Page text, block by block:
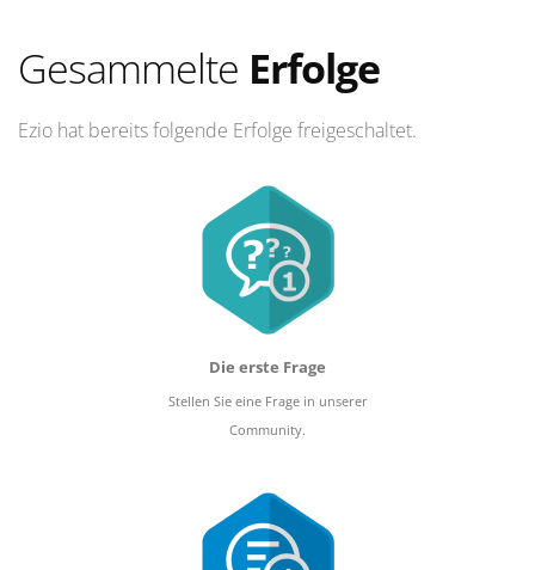
Gesammelte Erfolge
Ezio hat bereits folgende Erfolge freigeschaltet.
Die erste Frage
Stellen Sie eine Frage in unserer
Community.